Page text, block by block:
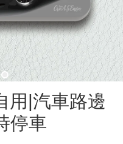
用|汽車路邊
停車